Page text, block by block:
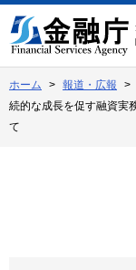
文
へ
動
ホーム 報道・広報
続的な成長を促す融資実
て